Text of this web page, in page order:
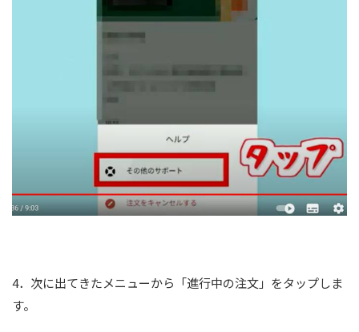
4．次に出てきたメニューから「進行中の注文」をタップしま
す。